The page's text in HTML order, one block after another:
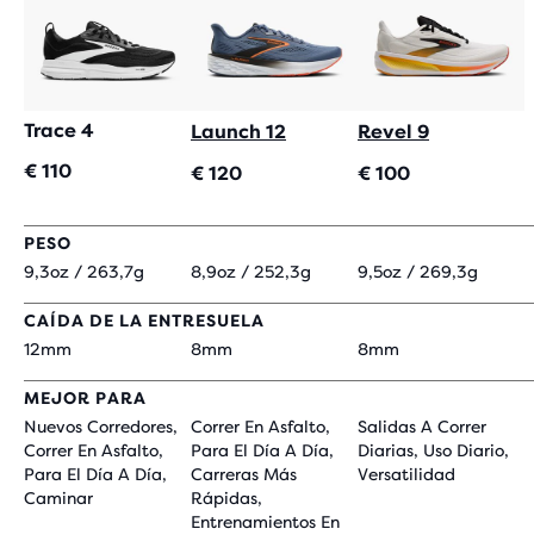
Trace 4
€ 110
Launch 12
€ 120
Revel 9
€ 100
PESO
9,3oz / 263,7g
8,9oz / 252,3g 9,5oz / 269,3g
CAÍDA DE LA ENTRESUELA
12mm
8mm 8mm
MEJOR PARA
Nuevos Corredores,
Correr En Asfalto,
Para El Día A Día,
Caminar
Correr En Asfalto,
Para El Día A Día,
Carreras Más
Rápidas,
Entrenamientos En
Salidas A Correr
Diarias, Uso Diario,
Versatilidad